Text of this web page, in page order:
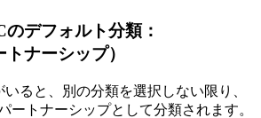
デフォルト分類：
ナーシップ）
ると、別の分類を選択しない限り、
ートナーシップとして分類されます。